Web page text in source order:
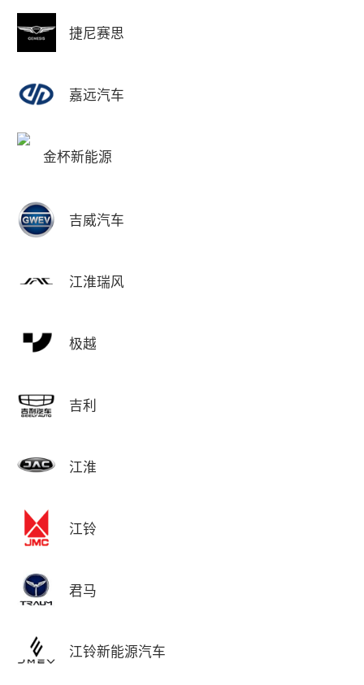
捷尼赛思
嘉远汽车
金杯新能源
吉威汽车
江淮瑞风
极越
吉利
江淮
江铃
君马
江铃新能源汽车